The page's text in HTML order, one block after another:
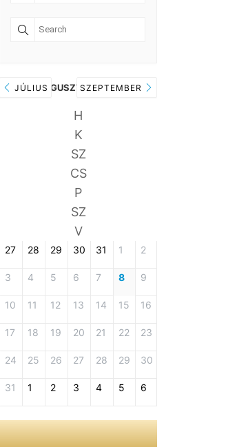
JÚLIUSAUGUSZTUS 2026
SZEPTEMBER
H
K
SZ
CS
P
SZ
V
27 28 29 30 31 1 2
3 4 5 6 7 8 9
10 11 12 13 14 15 16
17 18 19 20 21 22 23
24 25 26 27 28 29 30
31 1 2 3 4 5 6